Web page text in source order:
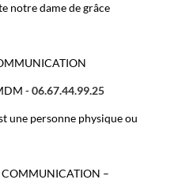
notre dame de grâce
-06.67.44.99.25
une personne physique ou
COMMUNICATION –